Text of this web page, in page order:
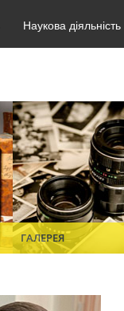
Наукова діяльність
ГАЛЕРЕЯ